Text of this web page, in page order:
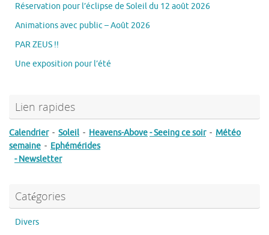
Réservation pour l’éclipse de Soleil du 12 août 2026
Animations avec public – Août 2026
PAR ZEUS !!
Une exposition pour l’été
Lien rapides
Calendrier- Soleil - Heavens-Above- Seeing ce soir- Météo
semaine - Ephémérides
- Newsletter
Catégories
Divers